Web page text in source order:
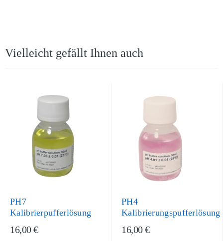
Vielleicht gefällt Ihnen auch
PH7
Kalibrierpufferlösung
16,00 €
PH4
Kalibrierungspufferlösung
16,00 €